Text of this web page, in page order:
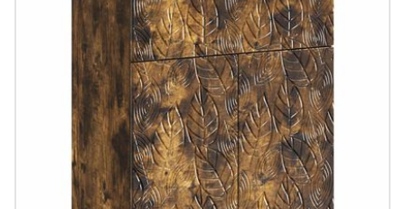
#sharemevidaxl